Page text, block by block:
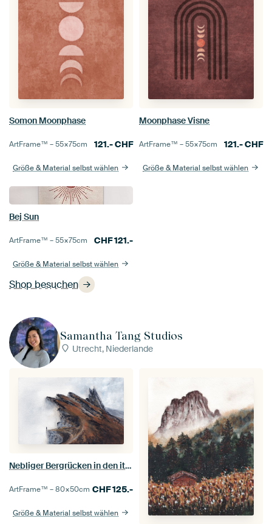
Shop besuchen
Somon Moonphase
ArtFrame™ –55×75cm 121.-CHF
Größe & Material selbst wählen
Moonphase Visne
ArtFrame™ –55×75cm 121.-CHF
Größe & Material selbst wählen
Bej Sun
ArtFrame™ –55×75cm CHF121.-
Größe & Material selbst wählen
Samantha Tang Studios
Utrecht, Niederlande
Nebliger Bergrücken in den italienischen Alpen
ArtFrame™ –80×50cm CHF125.-
Größe & Material selbst wählen